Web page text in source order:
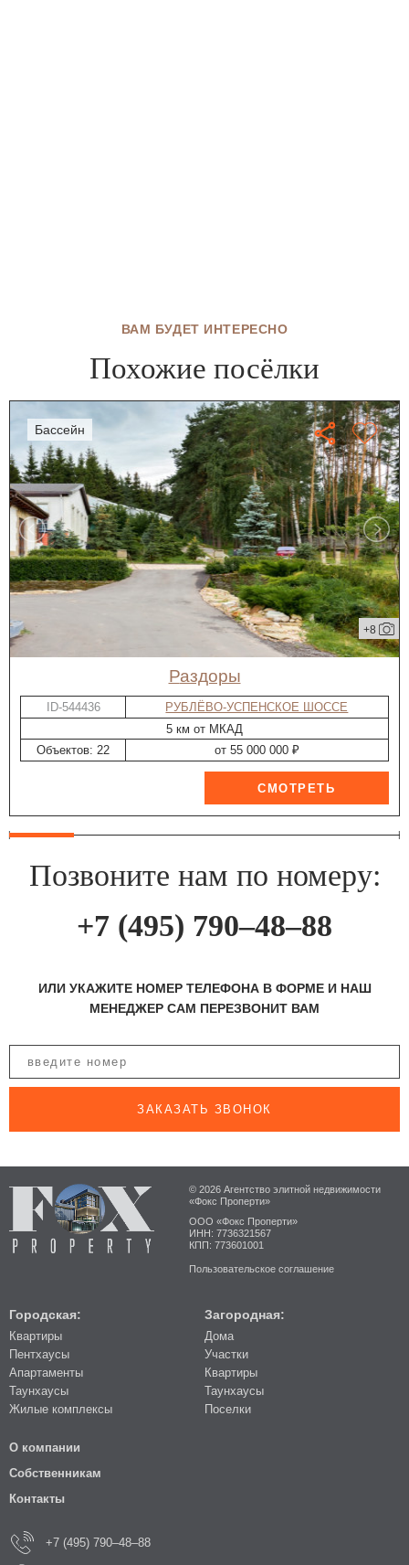
ВАМ БУДЕТ ИНТЕРЕСНО
Похожие посёлки
бассейн
+8
Раздоры
ID-544436
РУБЛЁВО-УСПЕНСКОЕ ШОССЕ
5 км от МКАД
Объектов: 22
от 55 000 000 ₽
Позвоните нам по номеру:
+7 (495) 790–48–88
ИЛИ УКАЖИТЕ НОМЕР ТЕЛЕФОНА В ФОРМЕ И НАШ
МЕНЕДЖЕР САМ ПЕРЕЗВОНИТ ВАМ
ЗАКАЗАТЬ ЗВОНОК
© 2026 Агентство элитной недвижимости
«Фокс Проперти»
ООО «Фокс Проперти»
ИНН: 7736321567
КПП: 773601001
Пользовательское соглашение
Городская:
Квартиры
Пентхаусы
Апартаменты
Таунхаусы
Жилые комплексы
Загородная:
Дома
Участки
Квартиры
Таунхаусы
Поселки
О компании
Собственникам
Контакты
+7 (495) 790–48–88